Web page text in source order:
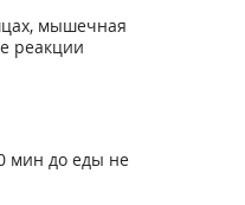
мышечная
реакции
мин до еды не